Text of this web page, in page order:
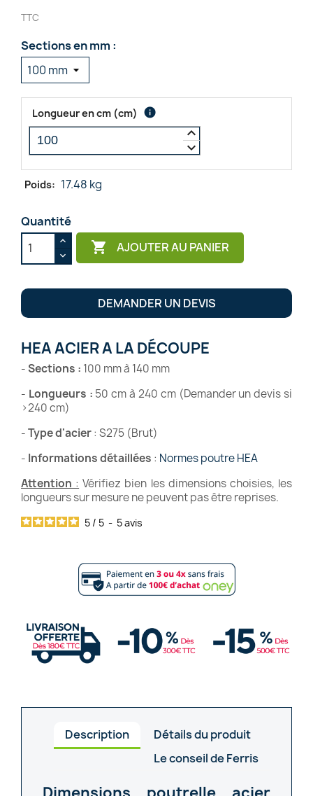
TTC
Sections en mm :
Longueur en cm (cm) info
keyboard_arrow_up
keyboard_arrow_down
Poids: 17.48 kg
Quantité
 AJOUTER AU PANIER
DEMANDER UN DEVIS
HEA ACIER A LA DÉCOUPE
-Sections : 100 mm à 140 mm
- Longueurs : 50 cm à 240 cm (Demander un devis si
>240 cm)
-Type d'acier: S275 (Brut)
- Informations détaillées : Normes poutre HEA
Attention : Vérifiez bien les dimensions choisies, les
longueurs sur mesure ne peuvent pas être reprises.
5 / 5 - 5avis
Description
Détails du produit
Le conseil de Ferris